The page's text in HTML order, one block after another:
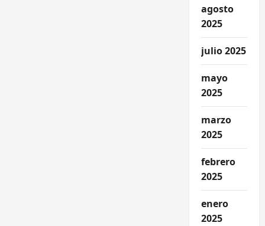
agosto
2025
julio 2025
mayo
2025
marzo
2025
febrero
2025
enero
2025